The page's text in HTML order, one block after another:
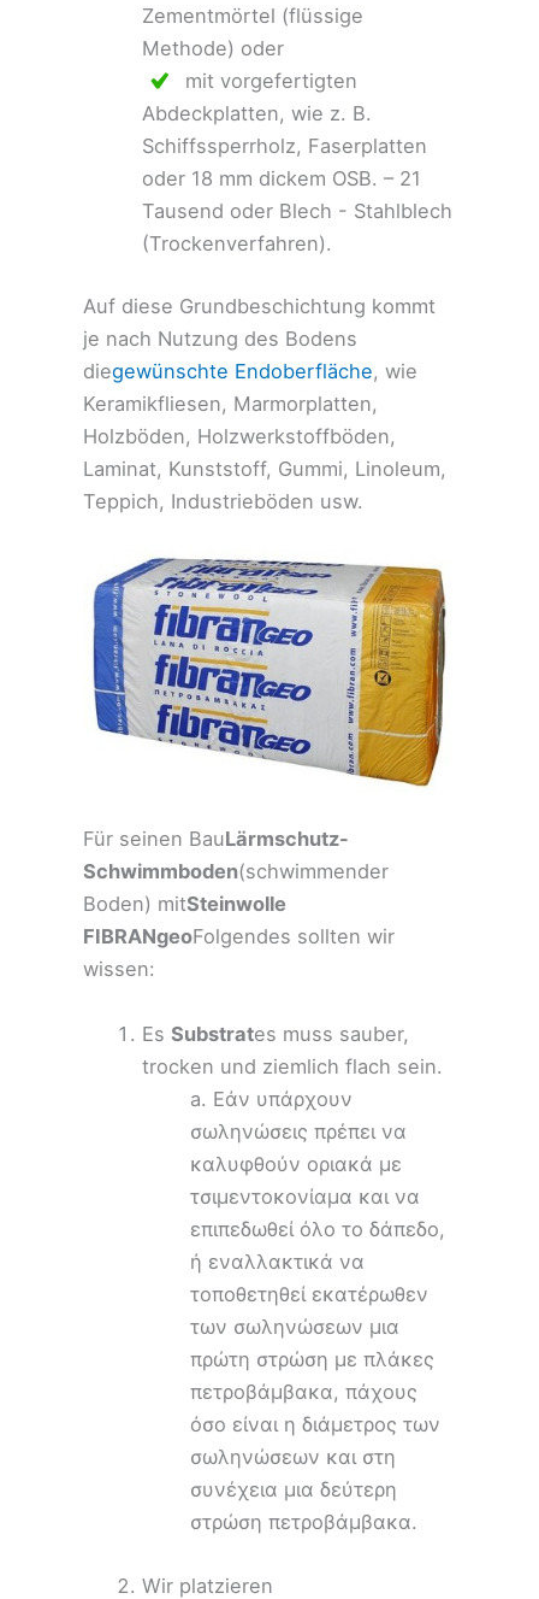
Zementmörtel (flüssige
Methode) oder
mit vorgefertigten
Abdeckplatten, wie z. B.
Schiffssperrholz, Faserplatten
oder 18 mm dickem OSB. – 21
Tausend oder Blech - Stahlblech
(Trockenverfahren).
Auf diese Grundbeschichtung kommt
je nach Nutzung des Bodens
diegewünschte Endoberfläche, wie
Keramikfliesen, Marmorplatten,
Holzböden, Holzwerkstoffböden,
Laminat, Kunststoff, Gummi, Linoleum,
Teppich, Industrieböden usw.
Für seinen BauLärmschutz-
Schwimmboden(schwimmender
Boden) mitSteinwolle
FIBRANgeoFolgendes sollten wir
wissen:
EsSubstrates muss sauber,
trocken und ziemlich flach sein.
a. Εάν υπάρχουν
σωληνώσεις πρέπει να
καλυφθούν οριακά με
τσιμεντοκονίαμα και να
επιπεδωθεί όλο το δάπεδο,
ή εναλλακτικά να
τοποθετηθεί εκατέρωθεν
των σωληνώσεων μια
πρώτη στρώση με πλάκες
πετροβάμβακα, πάχους
όσο είναι η διάμετρος των
σωληνώσεων και στη
συνέχεια μια δεύτερη
στρώση πετροβάμβακα.
Wir platzieren